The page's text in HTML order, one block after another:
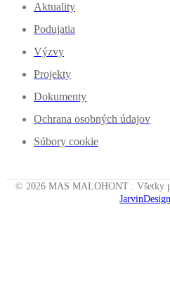
Aktuality
Podujatia
Výzvy
Projekty
Dokumenty
Ochrana osobných údajov
Súbory cookie
© 2026 MAS MALOHONT . Všetky
JarvinDesign